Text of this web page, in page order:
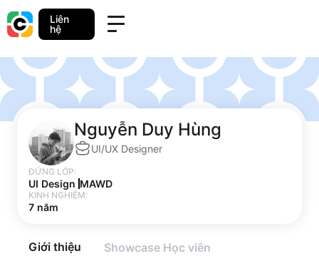
Liên
hệ
UI/UX Designer
Nguyễn Duy Hùng
ĐỨNG LỚP:
UI Design MAWD
KINH NGHIỆM:
7 năm
Giới thiệu Showcase Học viên